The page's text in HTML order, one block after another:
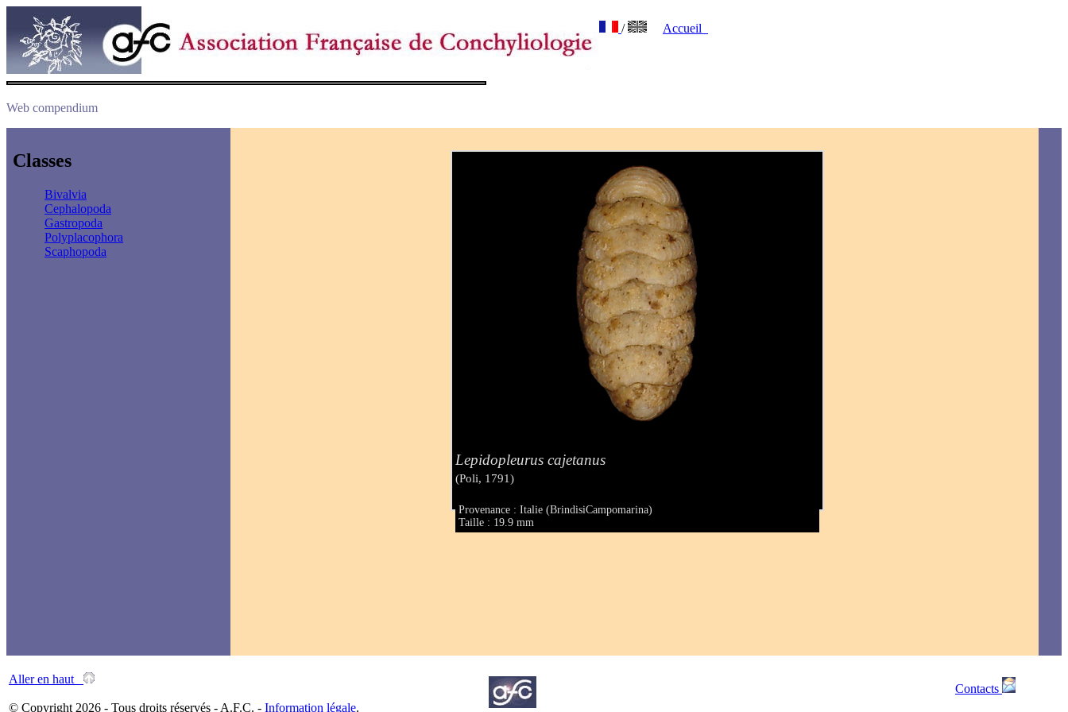
/ Accueil
Web compendium
Classes
Bivalvia
Cephalopoda
Gastropoda
Polyplacophora
Scaphopoda
Lepidopleurus cajetanus
(Poli, 1791)
Provenance : Italie (BrindisiCampomarina)
Taille : 19.9 mm
Aller en haut
© Copyright 2026 - Tous droits réservés - A.F.C. - Information légale.
Contacts